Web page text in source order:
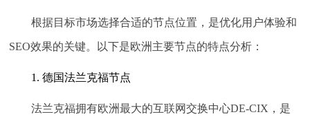
根据目标市场选择合适的节点位置，是优化用户体验和
SEO效果的关键。以下是欧洲主要节点的特点分析：
1. 德国法兰克福节点
法兰克福拥有欧洲最大的互联网交换中心DE-CIX，是